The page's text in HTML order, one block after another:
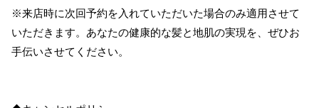
※来店時に次回予約を入れていただいた場合のみ適用させて
いただきます。あなたの健康的な髪と地肌の実現を、ぜひお
手伝いさせてください。